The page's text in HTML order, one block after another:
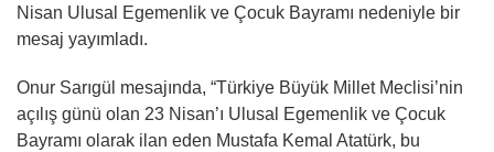
Nisan Ulusal Egemenlik ve Çocuk Bayramı nedeniyle bir
mesaj yayımladı.
Onur Sarıgül mesajında, “Türkiye Büyük Millet Meclisi’nin
açılış günü olan 23 Nisan’ı Ulusal Egemenlik ve Çocuk
Bayramı olarak ilan eden Mustafa Kemal Atatürk, bu